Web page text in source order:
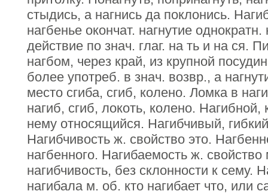
стыдись, а нагнись да поклонись.
нагбенье окончат. нагнутие
действие по знач. глаг. на ть и на ся.
нагбом, через край, из крупной
более употреб. в знач. возвр., а
место сгиба, сгиб, колено. Ломка в
нагиб, сгиб, локоть, колено.
нему относящийся. Нагибчивый,
Нагибчивость ж. свойство это.
нагбенного. Нагибаемость ж. свойство
нагибчивость, без склонности к
нагибала м. об. кто нагибает что, или